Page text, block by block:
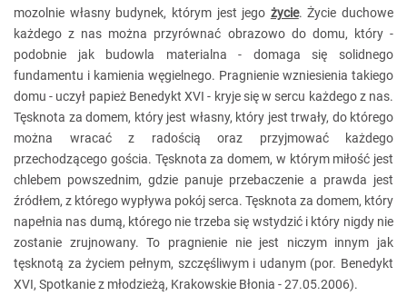
mozolnie własny budynek, którym jest jego życie. Życie duchowe
każdego z nas można przyrównać obrazowo do domu, który -
podobnie jak budowla materialna - domaga się solidnego
fundamentu i kamienia węgielnego. Pragnienie wzniesienia takiego
domu - uczył papież Benedykt XVI - kryje się w sercu każdego z nas.
Tęsknota za domem, który jest własny, który jest trwały, do którego
można wracać z radością oraz przyjmować każdego
przechodzącego gościa. Tęsknota za domem, w którym miłość jest
chlebem powszednim, gdzie panuje przebaczenie a prawda jest
źródłem, z którego wypływa pokój serca. Tęsknota za domem, który
napełnia nas dumą, którego nie trzeba się wstydzić i który nigdy nie
zostanie zrujnowany. To pragnienie nie jest niczym innym jak
tęsknotą za życiem pełnym, szczęśliwym i udanym (por. Benedykt
XVI, Spotkanie z młodzieżą, Krakowskie Błonia - 27.05.2006).